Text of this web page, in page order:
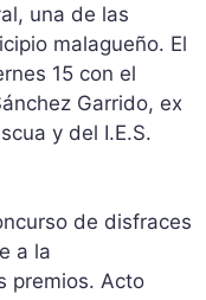
una de las
malagueño. El
15 con el
Garrido, ex
y del I.E.S.
de disfraces
a la
premios. Acto